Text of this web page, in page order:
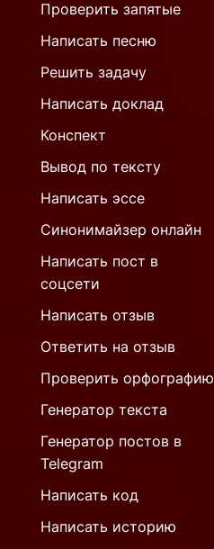
Проверить запятые
Написать песню
Решить задачу
Написать доклад
Конспект
Вывод по тексту
Написать эссе
Синонимайзер онлайн
Написать пост в
соцсети
Написать отзыв
Ответить на отзыв
Проверить орфографию
Генератор текста
Генератор постов в
Telegram
Написать код
Написать историю